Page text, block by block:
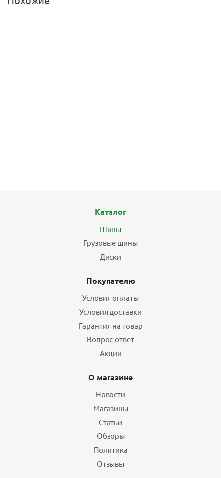
Каталог
Шины
Грузовые шины
Диски
Покупателю
Условия оплаты
Условия доставки
Гарантия на товар
Вопрос-ответ
Акции
О магазине
Новости
Магазины
Статьи
Обзоры
Политика
Отзывы